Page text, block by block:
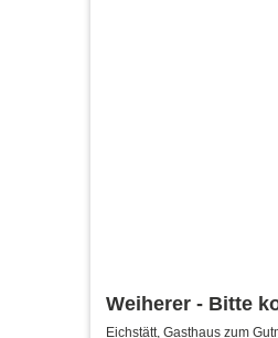
Weiherer - Bitte
brauche Geld
Eichstätt, Gasthaus zum